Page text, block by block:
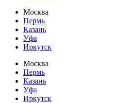
Москва
Пермь
Казань
Уфа
Иркутск
Москва
Пермь
Казань
Уфа
Иркутск